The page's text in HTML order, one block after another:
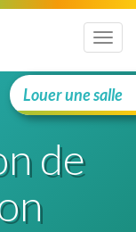
Menu
Louer une salle
de